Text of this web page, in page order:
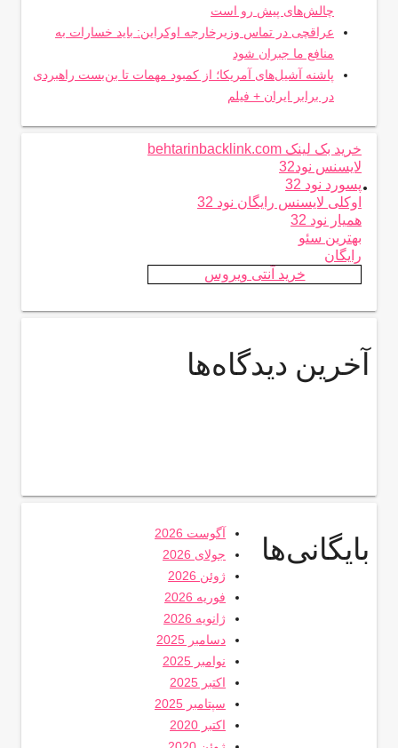
چالش‌های پیش رو است
عراقچی در تماس وزیرخارجه اوکراین: باید خسارات به
منافع ما جبران شود
پاشنه آشیل‌های آمریکا؛ از کمبود مهمات تا بن‌بست راهبردی
در برابر ایران + فیلم
.
خرید بک لینک behtarinbacklink.com
لایسنس نود32
پسورد نود 32
اوکلی لایسنس رایگان نود 32
همیار نود 32
بهترین سئو
رایگان
خرید آنتی ویروس
آخرین دیدگاه‌ها
بایگانی‌ها
آگوست 2026
جولای 2026
ژوئن 2026
فوریه 2026
ژانویه 2026
دسامبر 2025
نوامبر 2025
اکتبر 2025
سپتامبر 2025
اکتبر 2020